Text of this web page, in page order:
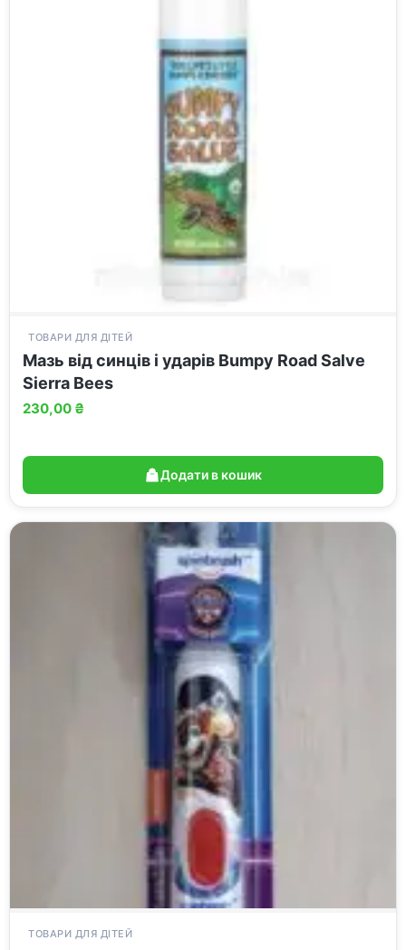
ТОВАРИ ДЛЯ ДІТЕЙ
Мазь від синців і ударів Bumpy Road Salve
Sierra Bees
230,00 ₴
Додати в кошик
ТОВАРИ ДЛЯ ДІТЕЙ